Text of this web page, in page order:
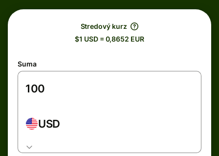
Stredový kurz
$1 USD = 0,8652 EUR
Suma
USD